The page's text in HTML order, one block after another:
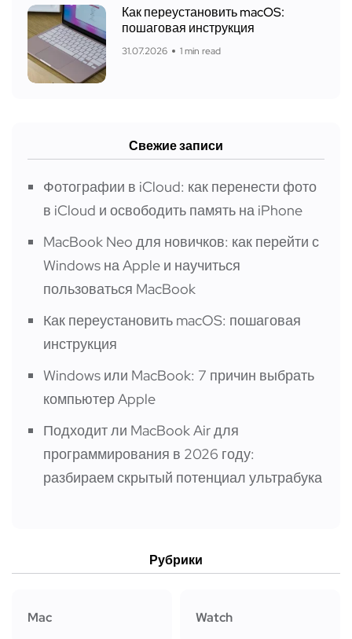
Как переустановить macOS:
пошаговая инструкция
31.07.2026 1 min read
Свежие записи
Фотографии в iCloud: как перенести фото
в iCloud и освободить память на iPhone
MacBook Neo для новичков: как перейти с
Windows на Apple и научиться
пользоваться MacBook
Как переустановить macOS: пошаговая
инструкция
Windows или MacBook: 7 причин выбрать
компьютер Apple
Подходит ли MacBook Air для
программирования в 2026 году:
разбираем скрытый потенциал ультрабука
Рубрики
Mac Watch